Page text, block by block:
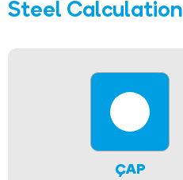
Steel Calculation
ÇAP